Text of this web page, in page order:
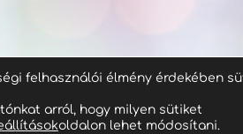
felhasználói élmény érdekében
arról, hogy milyen sütiket
oldalon lehet módosítani.